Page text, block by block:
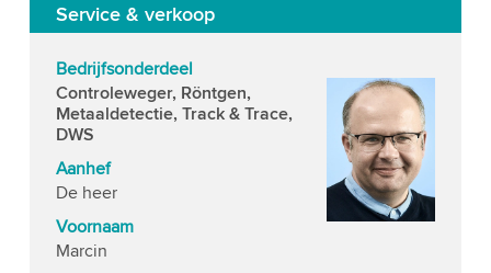
Service & verkoop
Bedrijfsonderdeel
Controleweger, Röntgen,
Metaaldetectie, Track & Trace,
DWS
Aanhef
De heer
Voornaam
Marcin